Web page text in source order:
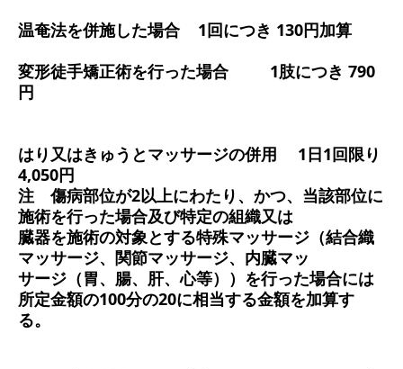
温奄法を併施した場合
1回につき 130円加算
変形徒手矯正術を行った場合
1肢につき 790
円
はり又はきゅうとマッサージの併用 1日1回限り
4,050円
注 傷病部位が2以上にわたり、かつ、当該部位に
施術を行った場合及び特定の組織又は
臓器を施術の対象とする特殊マッサージ（結合織
マッサージ、関節マッサージ、内臓マッ
サージ（胃、腸、肝、心等））を行った場合には
所定金額の100分の20に相当する金額を加算す
る。